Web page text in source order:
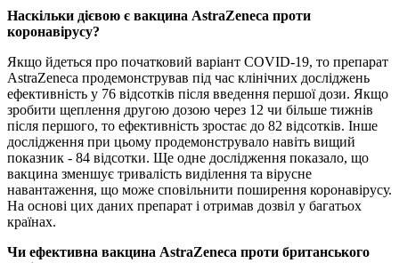
Наскільки дієвою є вакцина AstraZeneca проти
коронавірусу?
Якщо йдеться про початковий варіант COVID-19, то препарат
AstraZeneca продемонстрував під час клінічних досліджень
ефективність у 76 відсотків після введення першої дози. Якщо
зробити щеплення другою дозою через 12 чи більше тижнів
після першого, то ефективність зростає до 82 відсотків. Інше
дослідження при цьому продемонструвало навіть вищий
показник - 84 відсотки. Ще одне дослідження показало, що
вакцина зменшує тривалість виділення та вірусне
навантаження, що може сповільнити поширення коронавірусу.
На основі цих даних препарат і отримав дозвіл у багатьох
країнах.
Чи ефективна вакцина AstraZeneca проти британського